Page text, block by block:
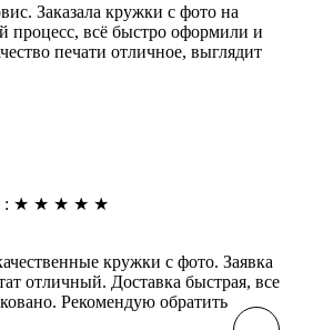
Заказала кружки с фото на
процесс, всё быстро оформили и
печати отличное, выглядит
: ★ ★ ★ ★ ★
кружки с фото. Заявка
отличный. Доставка быстрая, все
Рекомендую обратить